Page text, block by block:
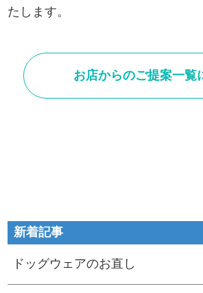
たします。
お店からのご提案一覧
新着記事
ドッグウェアのお直し